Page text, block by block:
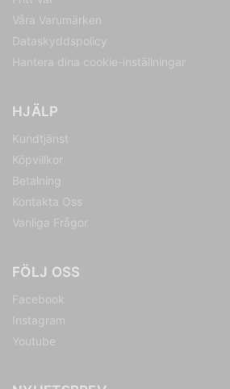
Våra Varumärken
Dataskyddspolicy
Hantera dina cookie-inställningar
HJÄLP
Kundtjänst
Köpvillkor
Betalning
Kontakta Oss
Vanliga Frågor
FÖLJ OSS
Facebook
Instagram
Youtube